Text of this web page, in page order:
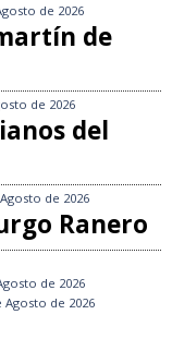
de 2026
de
de 2026
del
de 2026
Ranero
de 2026
Agosto de 2026